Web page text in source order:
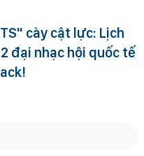
cày cật lực: Lịch
đại nhạc hội quốc tế